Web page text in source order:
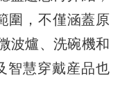
圍，不僅涵蓋原
波爐、洗碗機和
智慧穿戴産品也